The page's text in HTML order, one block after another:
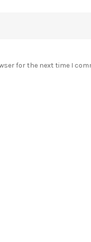
for the next time I